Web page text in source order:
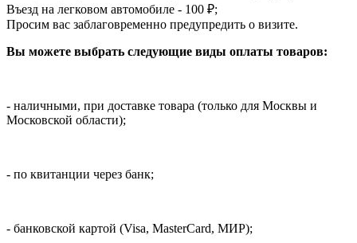
Въезд на легковом автомобиле - 100 ₽;
Просим вас заблаговременно предупредить о визите.
Вы можете выбрать следующие виды оплаты товаров:
- наличными, при доставке товара (только для Москвы и
Московской области);
- по квитанции через банк;
- банковской картой (Visa, MasterCard, МИР);